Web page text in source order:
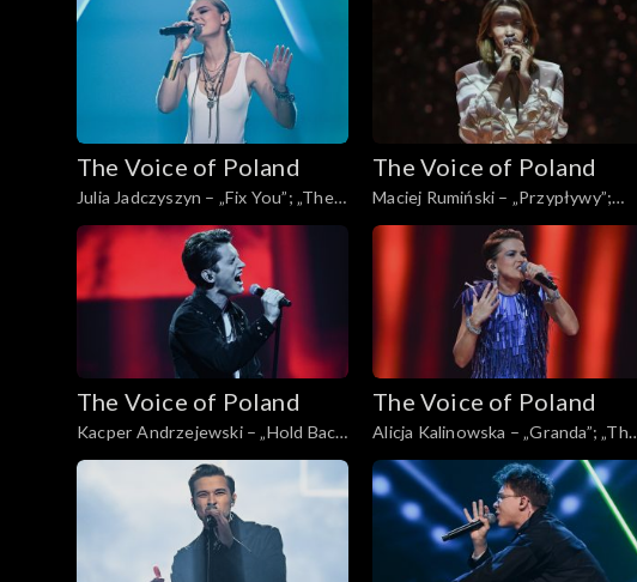
Poland”, Live, 16 listopada 2024
16 listopada 2024
The Voice of Poland
Julia Jadczyszyn – „Fix You”; „The
Voice of Poland”, Live, 9 listopada
2024
The Voice of Poland
Maciej Rumiński – „Przypływy”;
„The Voice of Poland”, Live, 9
listopada 2024
The Voice of Poland
Kacper Andrzejewski – „Hold Back
the River”; „The Voice of Poland”,
Live, 9 listopada 2024
The Voice of Poland
Alicja Kalinowska – „Granda”; „The
Voice of Poland”, Live, 9 listopada
2024